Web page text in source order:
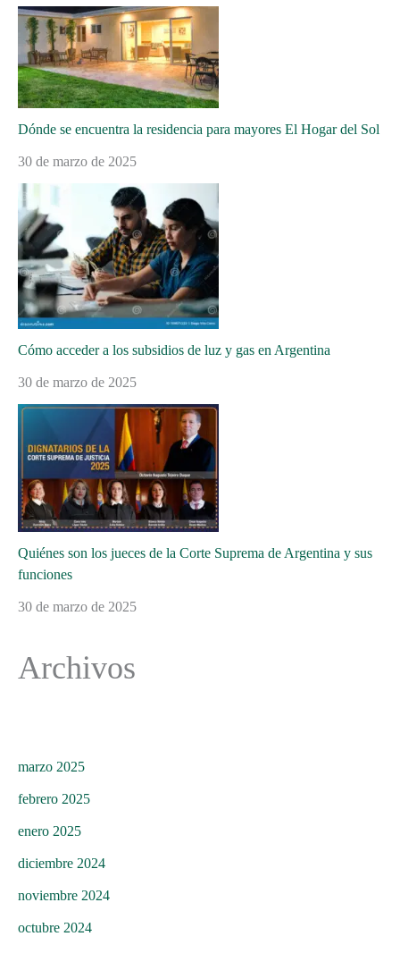
Dónde se encuentra la residencia para mayores El Hogar del Sol
30 de marzo de 2025
Cómo acceder a los subsidios de luz y gas en Argentina
30 de marzo de 2025
Quiénes son los jueces de la Corte Suprema de Argentina y sus
funciones
30 de marzo de 2025
Archivos
marzo 2025
febrero 2025
enero 2025
diciembre 2024
noviembre 2024
octubre 2024